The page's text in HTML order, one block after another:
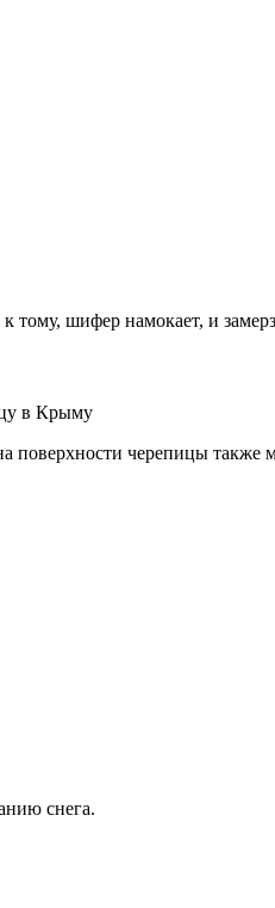
шифер намокает, и
поверхности черепицы также
снега.